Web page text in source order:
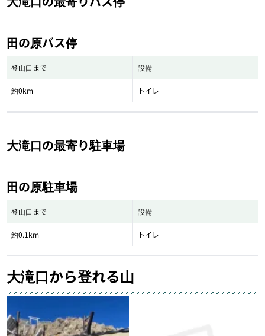
田の原バス停
登山口まで 設備
約0km トイレ
大滝口の最寄り駐車場
田の原駐車場
登山口まで 設備
約0.1km トイレ
大滝口から登れる山